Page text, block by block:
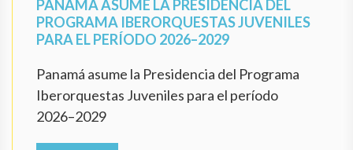
PANAMÁ ASUME LA PRESIDENCIA DEL
PROGRAMA IBERORQUESTAS JUVENILES
PARA EL PERÍODO 2026–2029
Panamá asume la Presidencia del Programa
Iberorquestas Juveniles para el período
2026–2029